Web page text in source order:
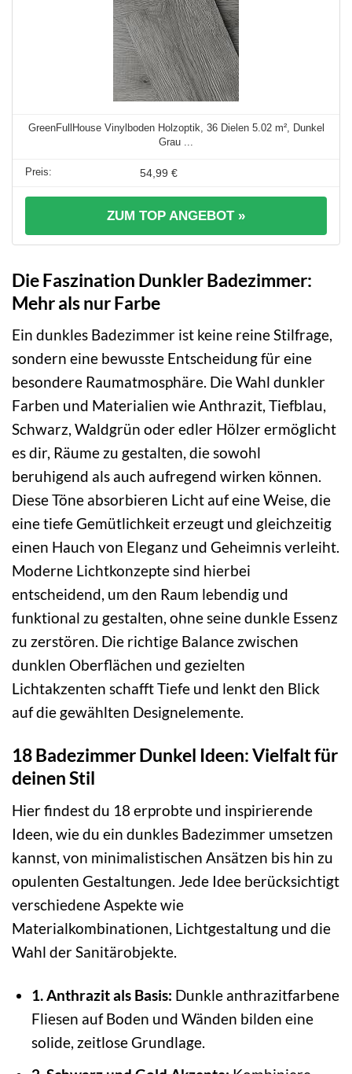
GreenFullHouse Vinylboden Holzoptik, 36 Dielen 5.02 m², Dunkel
Grau ...
54,99 €
ZUM TOP ANGEBOT »
Die Faszination Dunkler Badezimmer:
Mehr als nur Farbe
Ein dunkles Badezimmer ist keine reine Stilfrage,
sondern eine bewusste Entscheidung für eine
besondere Raumatmosphäre. Die Wahl dunkler
Farben und Materialien wie Anthrazit, Tiefblau,
Schwarz, Waldgrün oder edler Hölzer ermöglicht
es dir, Räume zu gestalten, die sowohl
beruhigend als auch aufregend wirken können.
Diese Töne absorbieren Licht auf eine Weise, die
eine tiefe Gemütlichkeit erzeugt und gleichzeitig
einen Hauch von Eleganz und Geheimnis verleiht.
Moderne Lichtkonzepte sind hierbei
entscheidend, um den Raum lebendig und
funktional zu gestalten, ohne seine dunkle Essenz
zu zerstören. Die richtige Balance zwischen
dunklen Oberflächen und gezielten
Lichtakzenten schafft Tiefe und lenkt den Blick
auf die gewählten Designelemente.
18 Badezimmer Dunkel Ideen: Vielfalt für
deinen Stil
Hier findest du 18 erprobte und inspirierende
Ideen, wie du ein dunkles Badezimmer umsetzen
kannst, von minimalistischen Ansätzen bis hin zu
opulenten Gestaltungen. Jede Idee berücksichtigt
verschiedene Aspekte wie
Materialkombinationen, Lichtgestaltung und die
Wahl der Sanitärobjekte.
1. Anthrazit als Basis: Dunkle anthrazitfarbene
Fliesen auf Boden und Wänden bilden eine
solide, zeitlose Grundlage.